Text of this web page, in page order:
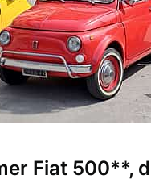
Fiat 500**,